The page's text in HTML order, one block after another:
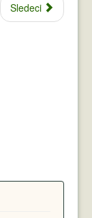
Sledeci